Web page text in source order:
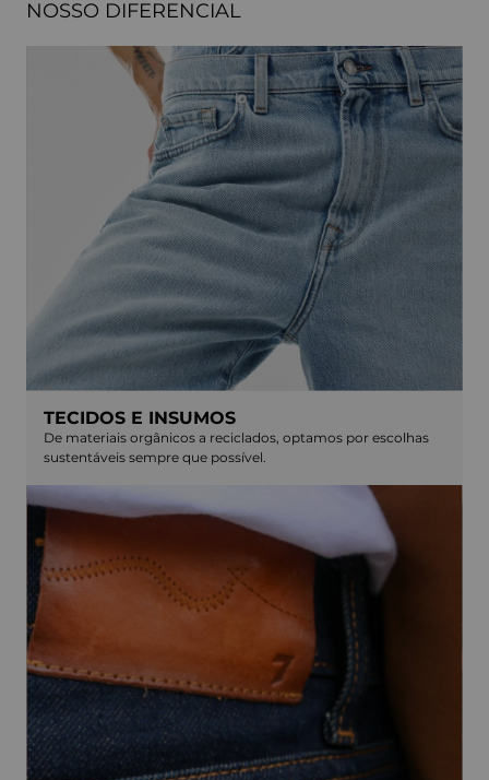
NOSSO DIFERENCIAL
TECIDOS E INSUMOS
De materiais orgânicos a reciclados, optamos por escolhas
sustentáveis sempre que possível.